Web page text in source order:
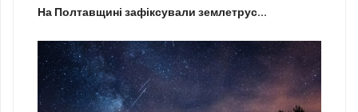
На Полтавщині зафіксували землетрус...